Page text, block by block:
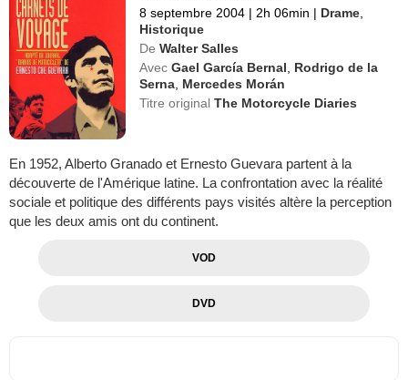
8 septembre 2004 | 2h 06min | Drame
Historique
De Walter Salles
Avec Gael García Bernal
Rodrigo de la
Serna Mercedes Morán
Titre originalThe Motorcycle Diaries
En 1952, Alberto Granado et Ernesto Guevara partent à la
découverte de l'Amérique latine. La confrontation avec la réalité
sociale et politique des différents pays visités altère la perception
que les deux amis ont du continent.
VOD
DVD